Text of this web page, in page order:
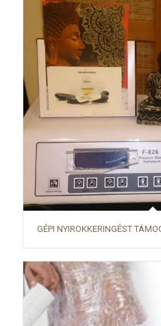
GÉPI NYIROKKERINGÉST